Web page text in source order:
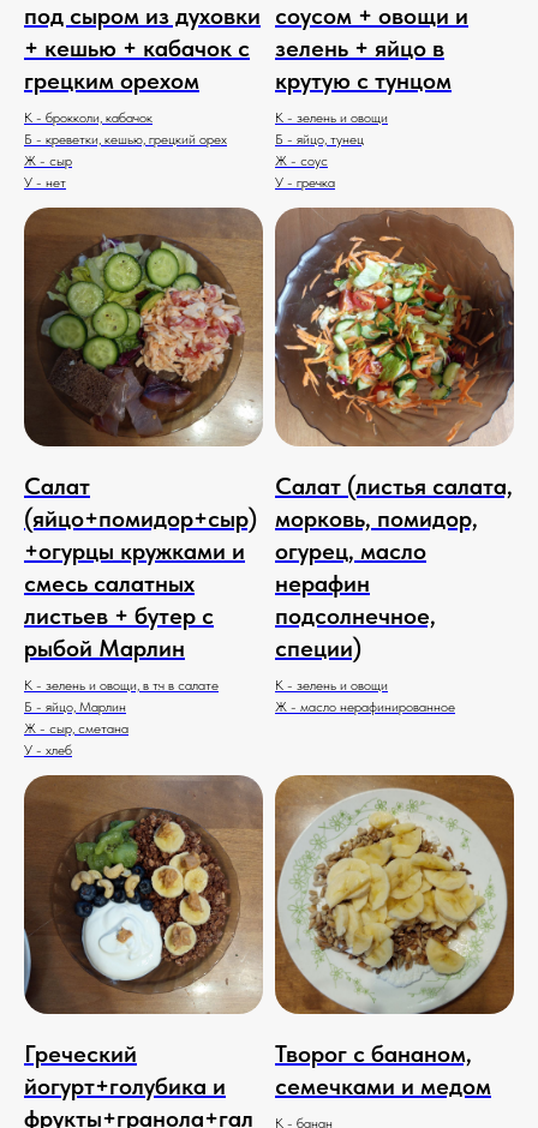
под сыром из духовки
+ кешью + кабачок с
грецким орехом
К - брокколи, кабачок
Б - креветки, кешью, грецкий орех
Ж - сыр
У - нет
соусом + овощи и
зелень + яйцо в
крутую с тунцом
К - зелень и овощи
Б - яйцо, тунец
Ж - соус
У - гречка
Салат
(яйцо+помидор+сыр)
+огурцы кружками и
смесь салатных
листьев + бутер с
рыбой Марлин
К - зелень и овощи, в т.ч в салате
Б - яйцо, Марлин
Ж - сыр, сметана
У - хлеб
Салат (листья салата,
морковь, помидор,
огурец, масло
нерафин
подсолнечное,
специи)
К - зелень и овощи
Ж - масло нерафинированное
Греческий
йогурт+голубика и
фрукты+гранола+гал
Творог с бананом,
семечками и медом
К - банан